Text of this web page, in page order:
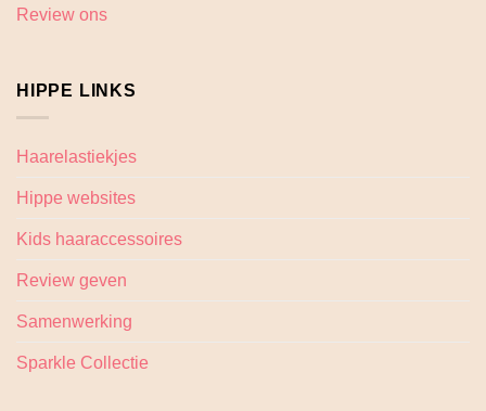
Review ons
HIPPE LINKS
Haarelastiekjes
Hippe websites
Kids haaraccessoires
Review geven
Samenwerking
Sparkle Collectie